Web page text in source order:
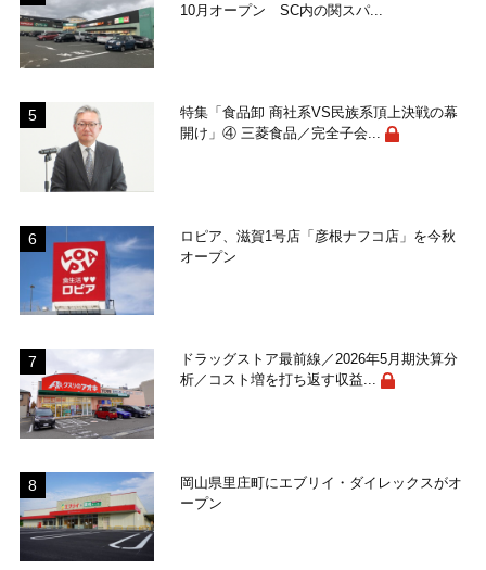
10月オープン SC内の関スパ...
特集「食品卸 商社系VS民族系頂上決戦の幕
開け」④ 三菱食品／完全子会...
ロピア、滋賀1号店「彦根ナフコ店」を今秋
オープン
ドラッグストア最前線／2026年5月期決算分
析／コスト増を打ち返す収益...
岡山県里庄町にエブリイ・ダイレックスがオ
ープン